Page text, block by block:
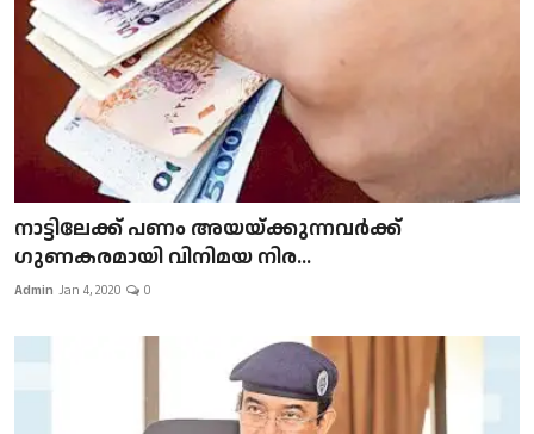
നാട്ടിലേക്ക് പണം അയയ്ക്കുന്നവർക്ക്
ഗുണകരമായി വിനിമയ നിര...
Admin Jan 4, 2020 0